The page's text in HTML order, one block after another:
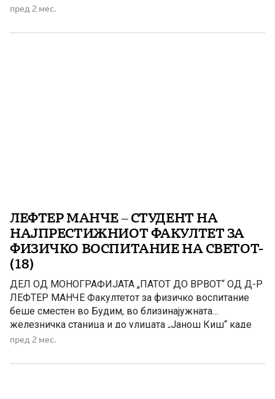
се обраќа до народот и кажува дека Црвената армија
народот се борат […]
пред 2 мес.
ЛЕФТЕР МАНЧЕ – СТУДЕНТ НА
НАЈПРЕСТИЖНИОТ ФАКУЛТЕТ ЗА
ФИЗИЧКО ВОСПИТАНИЕ НА СВЕТОТ-
(18)
ДЕЛ ОД МОНОГРАФИЈАТА „ПАТОТ ДО ВРВОТ“ OД Д-Р
ЛЕФТЕР МАНЧЕ Факултетот за физичко воспитание
беше сместен во Будим, во близинајужната
железничка станица и до улицата „Јанош Киш“ каде
што живеев во 1951/52 година во Домот како ученик
изградена во 1925 год., а подоцна се изградени уште
пред 2 мес.